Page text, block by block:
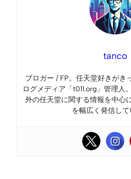
tanco
ブロガー / FP。任天堂好きがき
ログメディア「t011.org」管理人
外の任天堂に関する情報を中心
を幅広く発信して